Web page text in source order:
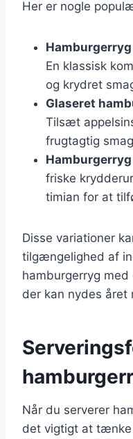
Her er nogle
En klassisk
og krydret
Glaseret
Tilsæt
frugtagtig
friske
timian for at
Disse variationer
tilgængelighed af
hamburgerryg
der kan nydes året
Når du serverer
det vigtigt at tænke